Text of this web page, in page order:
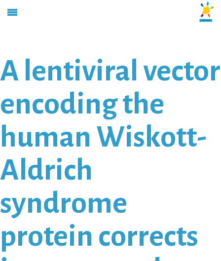
A lentiviral vector
encoding the
human Wiskott-
Aldrich
syndrome
protein corrects